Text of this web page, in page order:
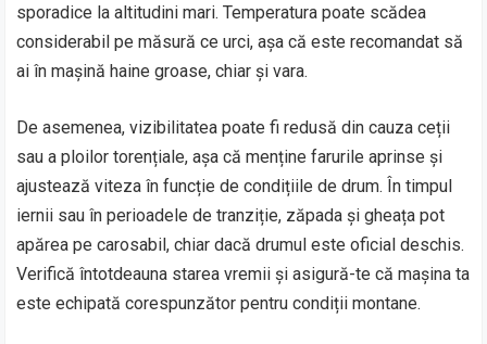
sporadice la altitudini mari. Temperatura poate scădea
considerabil pe măsură ce urci, așa că este recomandat să
ai în mașină haine groase, chiar și vara.
De asemenea, vizibilitatea poate fi redusă din cauza ceții
sau a ploilor torențiale, așa că menține farurile aprinse și
ajustează viteza în funcție de condițiile de drum. În timpul
iernii sau în perioadele de tranziție, zăpada și gheața pot
apărea pe carosabil, chiar dacă drumul este oficial deschis.
Verifică întotdeauna starea vremii și asigură-te că mașina ta
este echipată corespunzător pentru condiții montane.